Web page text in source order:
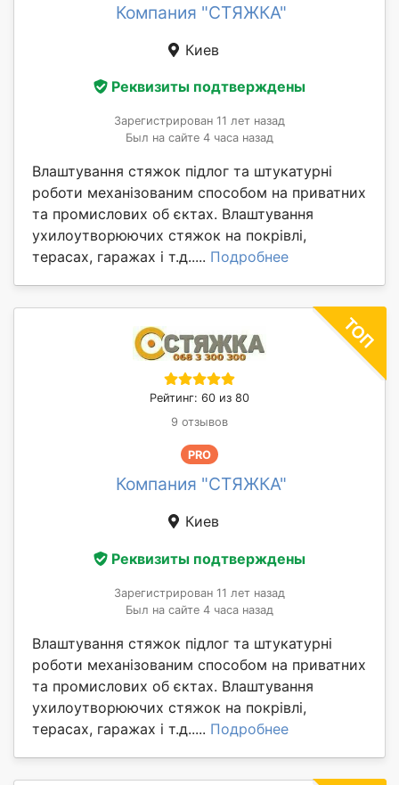
Компания "СТЯЖКА"
Киев
Реквизиты подтверждены
Зарегистрирован 11 лет назад
Был на сайте 4 часа назад
Влаштування стяжок підлог та штукатурні
роботи механізованим способом на приватних
та промислових об єктах. Влаштування
ухилоутворюючих стяжок на покрівлі,
терасах, гаражах і т.д..... Подробнее
Рейтинг: 60 из 80
9 отзывов
PRO
Компания "СТЯЖКА"
Киев
Реквизиты подтверждены
Зарегистрирован 11 лет назад
Был на сайте 4 часа назад
Влаштування стяжок підлог та штукатурні
роботи механізованим способом на приватних
та промислових об єктах. Влаштування
ухилоутворюючих стяжок на покрівлі,
терасах, гаражах і т.д..... Подробнее